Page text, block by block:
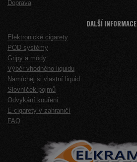
Doprava
DALŠÍ INFORMACE
Elektronické cigarety
POD systémy
Gripy a módy
Výběr vhodného liquidu
Namíchej si vlastní liquid
Slovníček pojmů
Odvykání kouření
E-cigarety v zahraničí
FAQ